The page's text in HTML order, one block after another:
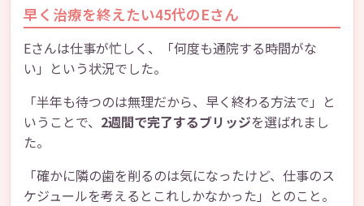
早く治療を終えたい45代のEさん
Eさんは仕事が忙しく、「何度も通院する時間がな
い」という状況でした。
「半年も待つのは無理だから、早く終わる方法で」と
いうことで、 2週間で完了するブリッジを選ばれまし
た。
「確かに隣の歯を削るのは気になったけど、仕事のス
ケジュールを考えるとこれしかなかった」とのこと。